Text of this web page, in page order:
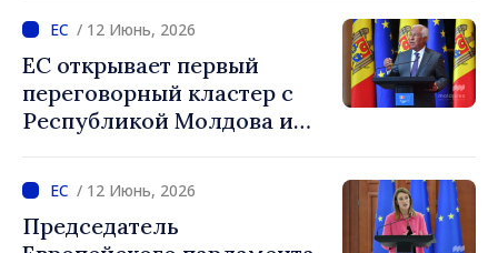
конференции Молдова –
ЕС
/ 12 Июнь, 2026
ЕС открывает первый
переговорный кластер с
Республикой Молдова и
«Это решение является
признанием решимости в
продвижении реформ даже
/ 12 Июнь, 2026
Председатель